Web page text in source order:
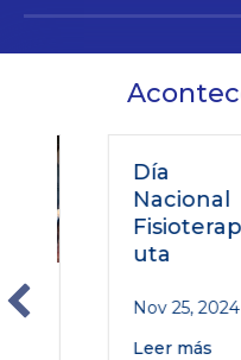
Día
Nacional
Fisioterape
uta
Nov 25, 2024
Leer más